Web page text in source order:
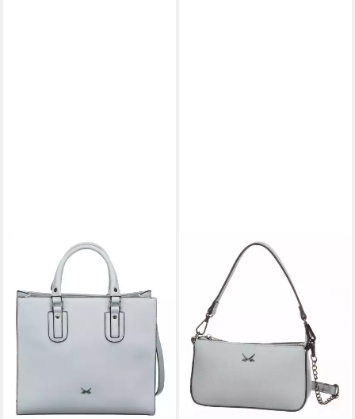
Schultertasche Shoulder Bag
99,95 €
lieferbar - in 3-4 Werktagen bei dir